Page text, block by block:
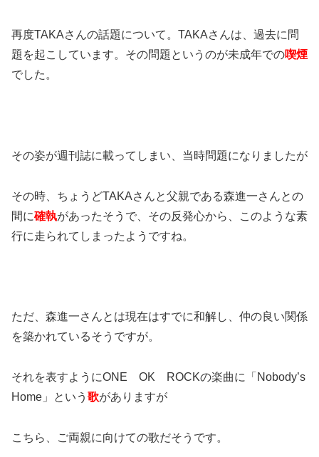
再度TAKAさんの話題について。TAKAさんは、過去に問
題を起こしています。 その問題というのが未成年での喫煙
でした。
その姿が週刊誌に載ってしまい、当時問題になりましたが
その時、ちょうどTAKAさんと父親である森進一さんとの
間に確執があったそうで、 その反発心から、このような素
行に走られてしまったようですね。
ただ、森進一さんとは現在はすでに和解し、仲の良い関係
を築かれているそうですが。
それを表すようにONE OK ROCKの楽曲に「Nobody’s
Home」という 歌がありますが
こちら、ご両親に向けての歌だそうです。